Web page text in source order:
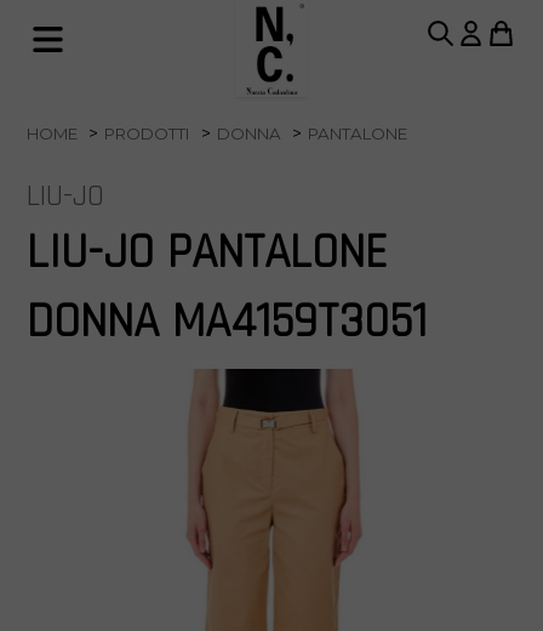
HOME PRODOTTI DONNA PANTALONE
LIU-JO
LIU-JO PANTALONE
DONNA MA4159T3051